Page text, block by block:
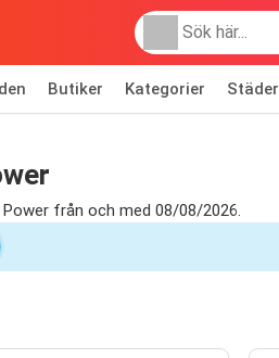
Butiker Kategorier Städer
från och med 08/08/2026.